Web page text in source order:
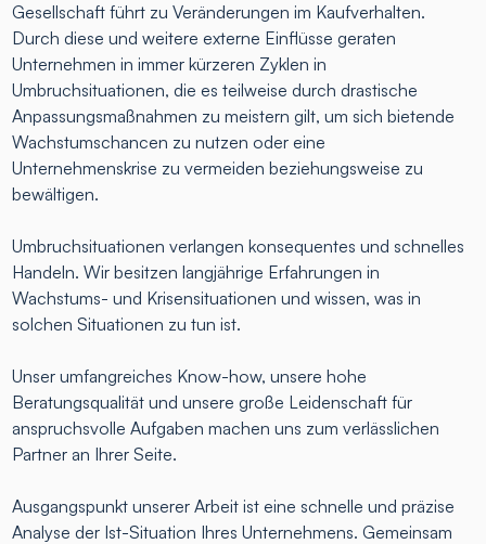
Gesellschaft führt zu Veränderungen im Kaufverhalten.
Durch diese und weitere externe Einflüsse geraten
Unternehmen in immer kürzeren Zyklen in
Umbruchsituationen, die es teilweise durch drastische
Anpassungsmaßnahmen zu meistern gilt, um sich bietende
Wachstumschancen zu nutzen oder eine
Unternehmenskrise zu vermeiden beziehungsweise zu
bewältigen.
Umbruchsituationen verlangen konsequentes und schnelles
Handeln. Wir besitzen langjährige Erfahrungen in
Wachstums- und Krisensituationen und wissen, was in
solchen Situationen zu tun ist.
Unser umfangreiches Know-how, unsere hohe
Beratungsqualität und unsere große Leidenschaft für
anspruchsvolle Aufgaben machen uns zum verlässlichen
Partner an Ihrer Seite.
Ausgangspunkt unserer Arbeit ist eine schnelle und präzise
Analyse der Ist-Situation Ihres Unternehmens. Gemeinsam